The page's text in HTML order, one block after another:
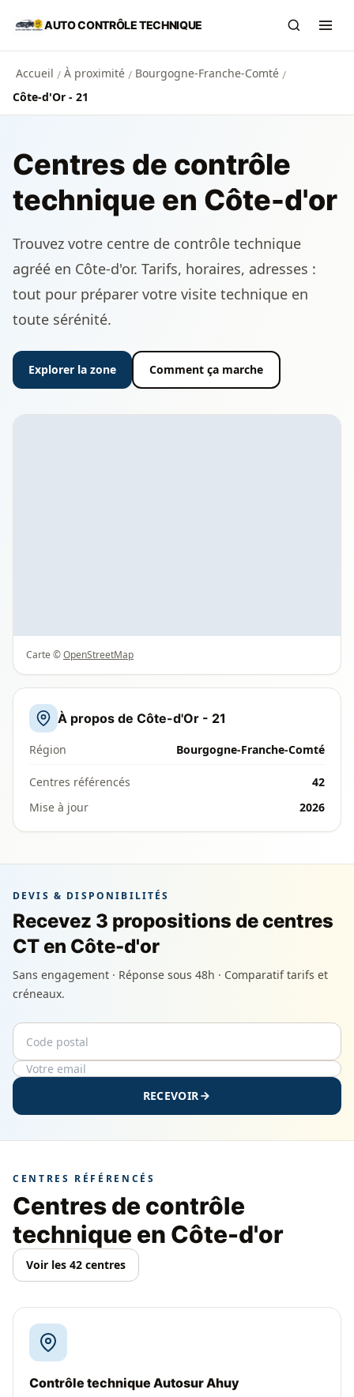
Aller au contenu principal
AUTO CONTRÔLE TECHNIQUE
Accueil / À proximité / Bourgogne-Franche-Comté /
Côte-d'Or - 21
Centres de contrôle
technique en Côte-d'or
Trouvez votre centre de contrôle technique
agréé en Côte-d'or. Tarifs, horaires, adresses :
tout pour préparer votre visite technique en
toute sérénité.
Explorer la zone Comment ça marche
Carte ©OpenStreetMap
À propos de Côte-d'Or - 21
Région Bourgogne-Franche-Comté
Centres référencés
42
Mise à jour
2026
DEVIS & DISPONIBILITÉS
Recevez 3 propositions de centres
CT en Côte-d'or
Sans engagement · Réponse sous 48h · Comparatif tarifs et
créneaux.
Code postal
Email
RECEVOIR
CENTRES RÉFÉRENCÉS
Centres de contrôle
technique en Côte-d'or
Voir les 42 centres
Contrôle technique Autosur Ahuy